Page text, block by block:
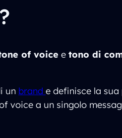
of voice e tono di
un brand e definisce la
voice a un singolo